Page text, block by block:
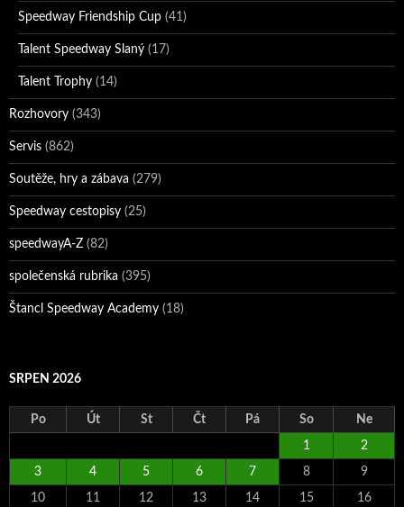
Speedway Friendship Cup (41)
Talent Speedway Slaný (17)
Talent Trophy (14)
Rozhovory (343)
Servis (862)
Soutěže, hry a zábava (279)
Speedway cestopisy (25)
speedwayA-Z (82)
společenská rubrika (395)
Štancl Speedway Academy (18)
SRPEN 2026
Po Út St Čt Pá So Ne
1 2
3 4 5 6 7 8 9
10 11 12 13 14 15 16